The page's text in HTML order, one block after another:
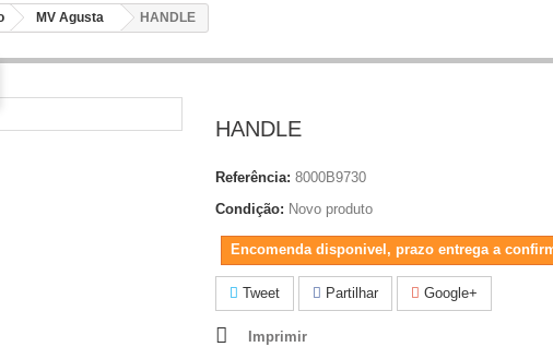
MV Agusta HANDLE
HANDLE
Referência: 8000B9730
Condição: Novo produto
Encomenda disponivel, prazo entrega a
Tweet Partilhar Google+
Imprimir